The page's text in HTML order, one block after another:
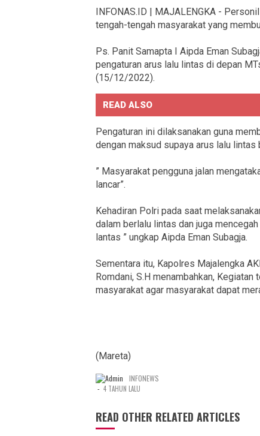
INFONAS.ID | MAJALENGKA -
tengah-tengah masyarakat yang
Ps. Panit Samapta I Aipda Eman
pengaturan arus lalu lintas di depan
(15/12/2022).
READ ALSO
Pengaturan ini dilaksanakan guna
dengan maksud supaya arus lalu lintas
” Masyarakat pengguna jalan
lancar”.
Kehadiran Polri pada saat
dalam berlalu lintas dan juga
lantas ” ungkap Aipda Eman Subagja.
Sementara itu, Kapolres Majalengka
Romdani, S.H menambahkan,
masyarakat agar masyarakat dapat
(Mareta)
INFONEWS
- 4 TAHUN LALU
READ OTHER RELATED ARTICLES